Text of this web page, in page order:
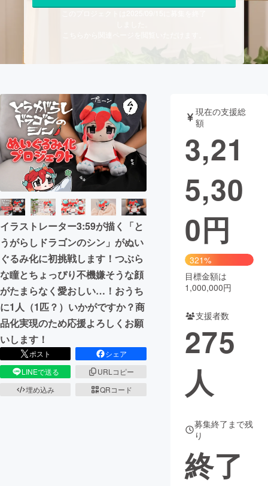
イラストレーター3:59が描く「と
うがらしドラゴンのシン」がぬい
ぐるみ化に初挑戦します！つぶら
な瞳とちょっぴり不機嫌そうな顔
がたまらなく愛おしい…！おうち
に1人（1匹？）いかがですか？商
品化実現のため応援よろしくお願
いします！
ポスト
シェア
LINEで送る
URLコピー
埋め込み
QRコード
現在の支援総
額
3,21
5,30
0円
321%
目標金額は
1,000,000円
支援者数
275
人
募集終了まで残
り
終了